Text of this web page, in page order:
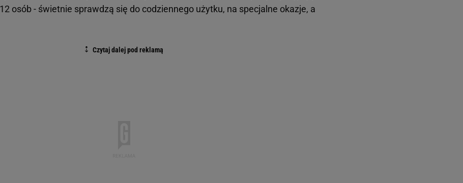
osób - świetnie sprawdzą się do codziennego użytku, na specjalne okazje, a